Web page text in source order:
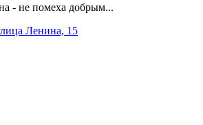
- не помеха добрым...
Ленина, 15